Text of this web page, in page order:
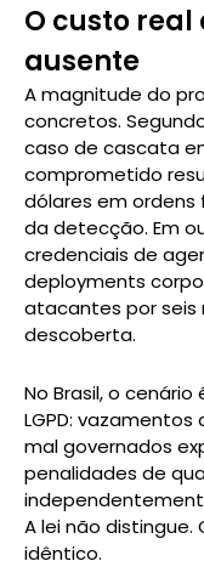
O custo
ausente
A magnitude do
concretos.
caso de cascata
comprometido
dólares em
da detecção. Em
credenciais de
deployments
atacantes por seis
descoberta.
No Brasil, o
LGPD:
mal governados
penalidades de
A lei não distingue.
idêntico.